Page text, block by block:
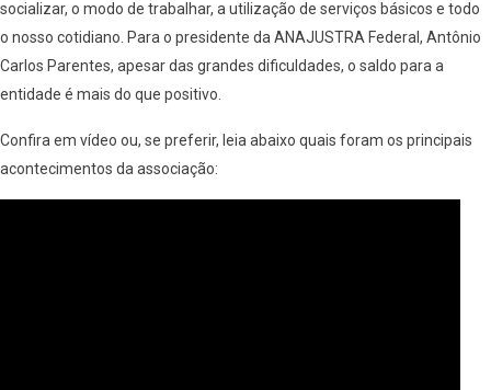
socializar, o modo de trabalhar, a utilização de serviços básicos e todo
o nosso cotidiano. Para o presidente da ANAJUSTRA Federal, Antônio
Carlos Parentes, apesar das grandes dificuldades, o saldo para a
entidade é mais do que positivo.
Confira em vídeo ou, se preferir, leia abaixo quais foram os principais
acontecimentos da associação: